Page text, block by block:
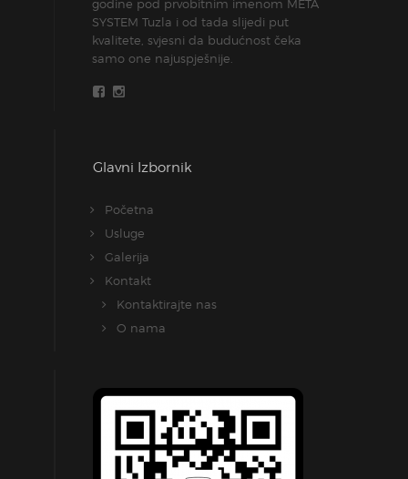
godine pod prvobitnim imenom META
SYSTEM Tuzla i od tada slijedi put
kvalitete, svjesni da budućnost čeka
samo one najuspješnije.
Glavni Izbornik
Početna
Usluge
Galerija
Kontakt
Kontaktirajte nas
O nama